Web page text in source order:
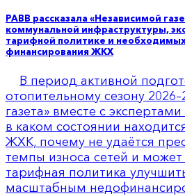
РАВВ рассказала «Независимой
коммунальной инфраструктуры,
тарифной политике и
финансирования ЖКХ
В период активной
отопительному сезону
газета» вместе с
в каком состоянии
ЖХК, почему не удаётся
темпы износа сетей и
тарифная политика
масштабным